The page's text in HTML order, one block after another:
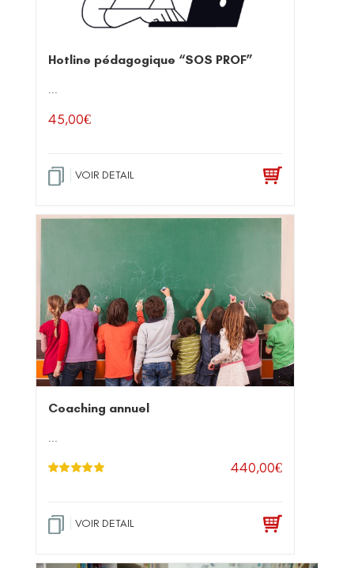
Hotline pédagogique “SOS PROF”
...
45,00€
VOIR DETAIL
Coaching annuel
...
440,00€
VOIR DETAIL